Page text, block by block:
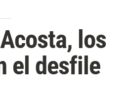
los
el desfile